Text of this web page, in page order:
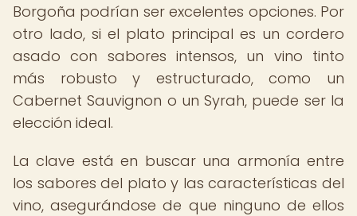
Borgoña podrían ser excelentes opciones. Por
otro lado, si el plato principal es un cordero
asado con sabores intensos, un vino tinto
más robusto y estructurado, como un
Cabernet Sauvignon o un Syrah, puede ser la
elección ideal.
La clave está en buscar una armonía entre
los sabores del plato y las características del
vino, asegurándose de que ninguno de ellos